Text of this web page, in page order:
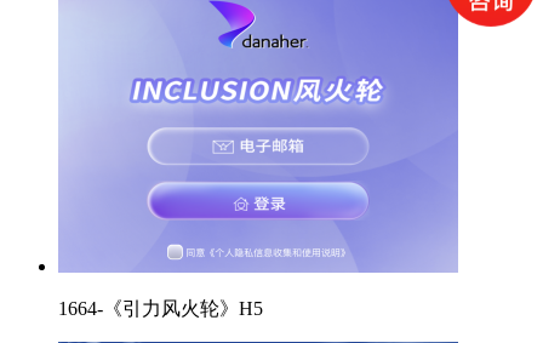
1664-《引力风火轮》H5